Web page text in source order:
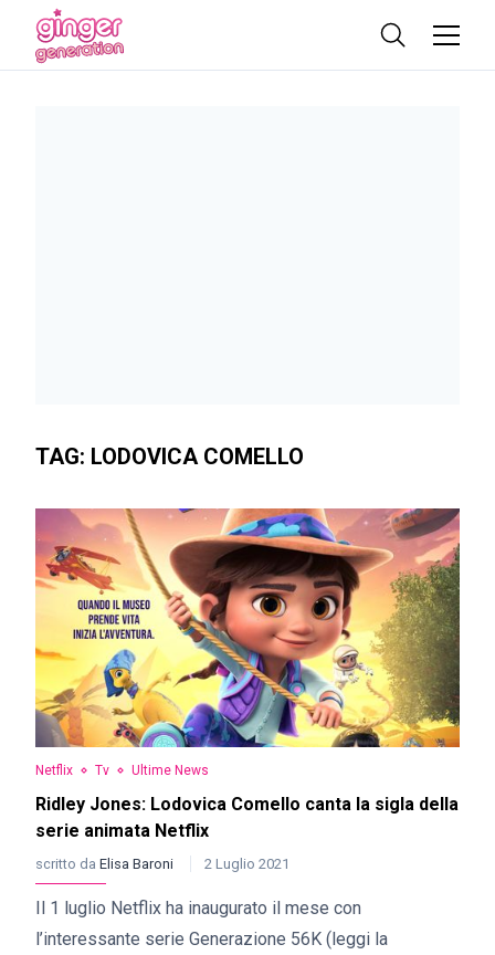
TAG: LODOVICA COMELLO
Netflix Tv Ultime News
Ridley Jones: Lodovica Comello canta la sigla della
serie animata Netflix
scritto da Elisa Baroni 2 Luglio 2021
Il 1 luglio Netflix ha inaugurato il mese con
l’interessante serie Generazione 56K (leggi la